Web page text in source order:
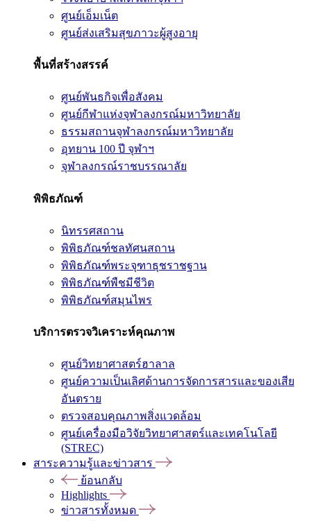
ศูนย์เอ็มเน็ต
ศูนย์ส่งเสริมสุขภาวะผู้สูงอายุ
พื้นที่สร้างสรรค์
ศูนย์พันธกิจเพื่อสังคม
ศูนย์กีฬาแห่งจุฬาลงกรณ์มหาวิทยาลัย
ธรรมสถานจุฬาลงกรณ์มหาวิทยาลัย
อุทยาน 100 ปี จุฬาฯ
จุฬาลงกรณ์ราชบรรณาลัย
พิพิธภัณฑ์
นิทรรศสถาน
พิพิธภัณฑ์ชลทัศนสถาน
พิพิธภัณฑ์พระจุฑาธุชราชฐาน
พิพิธภัณฑ์พืชมีชีวิต
พิพิธภัณฑ์สมุนไพร
บริการตรวจวิเคราะห์คุณภาพ
ศูนย์วิทยาศาสตร์ฮาลาล
ศูนย์ความเป็นเลิศด้านการจัดการสารและของเสีย
อันตราย
ตรวจสอบคุณภาพสิ่งแวดล้อม
ศูนย์เครื่องมือวิจัยวิทยาศาสตร์และเทคโนโลยี
(STREC)
สาระความรู้และข่าวสาร
ย้อนกลับ
Highlights
ข่าวสารทั้งหมด